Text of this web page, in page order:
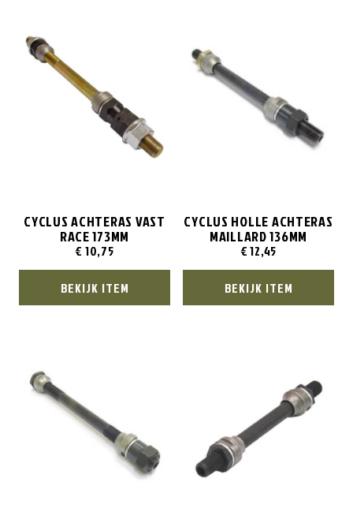
CYCLUS ACHTERAS VAST
RACE 173MM
€ 10,75
BEKIJK ITEM
CYCLUS HOLLE ACHTERAS
MAILLARD 136MM
€12,45
BEKIJK ITEM